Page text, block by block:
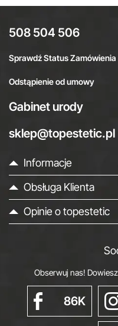
508 504 506
Sprawdź Status Zamówienia
Odstąpienie od umowy
Gabinet urody
sklep@topestetic.pl
Informacje
Obsługa Klienta
Opinie o topestetic
Obserwuj nas!
86K